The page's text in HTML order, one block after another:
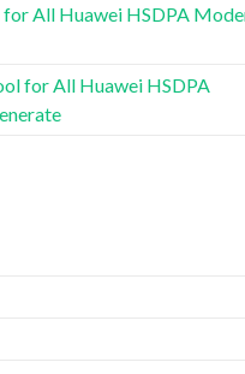
All Huawei HSDPA
for All Huawei HSDPA